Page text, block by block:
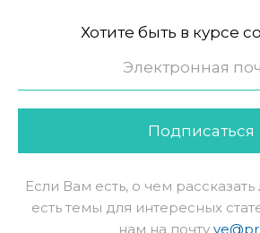
Хотите быть в курсе
Подписаться
Если Вам есть, о чем
есть темы для интересных
нам на почту